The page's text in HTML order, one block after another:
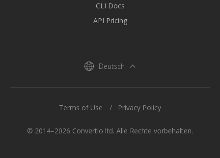
CLI Docs
API Pricing
Deutsch
© 2014–2026 Convertio ltd. Alle Rechte vorbehalten.
Terms of Use Privacy Policy